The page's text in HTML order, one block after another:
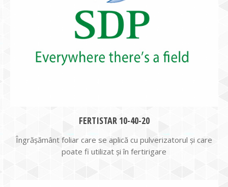
FERTISTAR 10-40-20
Îngrășământ foliar care se aplică cu pulverizatorul și care
poate fi utilizat și în fertirigare